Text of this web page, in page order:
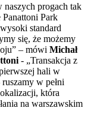
naszych progach tak
Park
standard
się, że możemy
– mówi Michał
- „Transakcja z
hali w
w pełni
która
na warszawskim